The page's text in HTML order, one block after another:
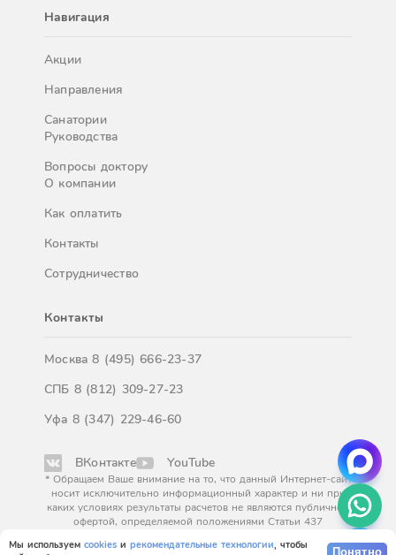
Мы используем cookies и рекомендательные технологии, чтобы
Понятно
Навигация
Акции
Направления
Санатории
Руководства
Вопросы доктору
О компании
Как оплатить
Контакты
Сотрудничество
Контакты
Москва8 (495) 666-23-37
СПБ 8 (812) 309-27-23
Уфа 8 (347) 229-46-60
ВКонтакте YouTube
* Обращаем Ваше внимание на то, что данный Интернет-сайт
носит исключительно информационный характер и ни при
каких условиях результаты расчетов не являются публичной
офертой, определяемой положениями Статьи 437
окончательным расчетом обращайтесь к нашим менеджерам.